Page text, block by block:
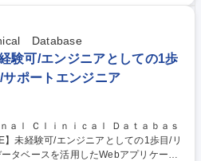
化 ■テスト駆動開発やコードレビュー
持 ■Webアプリケーションのパフォー
クトの開発
Database
験可/エンジニアとしての1歩
サポートエンジニア
ａｌ Ｃｌｉｎｉｃａｌ Ｄａｔａｂａｓ